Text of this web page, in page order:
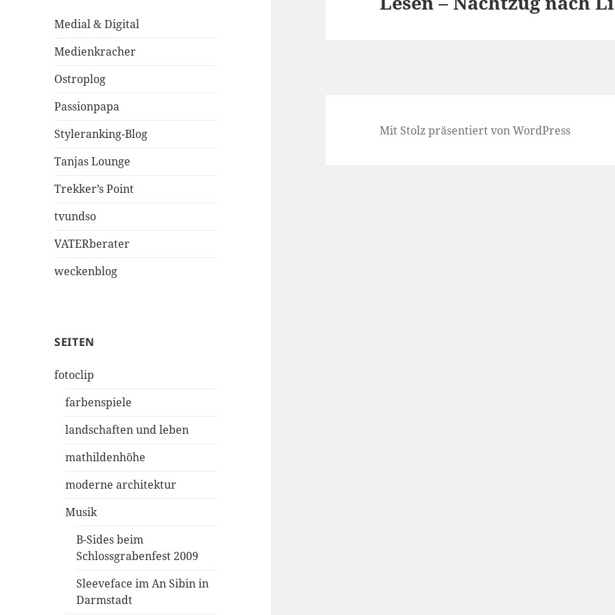
Medial & Digital
Medienkracher
Ostroplog
Passionpapa
Styleranking-Blog
Tanjas Lounge
Trekker’s Point
tvundso
VATERberater
weckenblog
SEITEN
fotoclip
farbenspiele
landschaften und leben
mathildenhöhe
moderne architektur
Musik
B-Sides beim
Schlossgrabenfest 2009
Sleeveface im An Sibin in
Darmstadt
Mit Stolz präsentiert von WordPress